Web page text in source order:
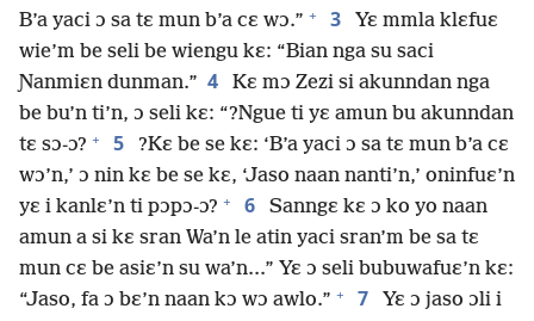
B’a yaci ɔ sa tɛ mun b’a cɛ wɔ.” + 3
Yɛ mmla klɛfuɛ
wie’m be seli be wiengu kɛ: “Bian nga su saci
Ɲanmiɛn dunman.” 4
Kɛ mɔ Zezi si akunndan nga
be bu’n ti’n, ɔ seli kɛ: “?Ngue ti yɛ amun bu akunndan
tɛ sɔ-ɔ? + 5
?Kɛ be se kɛ: ‘B’a yaci ɔ sa tɛ mun b’a cɛ
wɔ’n,’ ɔ nin kɛ be se kɛ, ‘Jaso naan nanti’n,’ oninfuɛ’n
yɛ i kanlɛ’n ti pɔpɔ-ɔ? + 6
Sanngɛ kɛ ɔ ko yo naan
amun a si kɛ sran Wa’n le atin yaci sran’m be sa tɛ
mun cɛ be asiɛ’n su wa’n...” Yɛ ɔ seli bubuwafuɛ’n kɛ:
“Jaso, fa ɔ bɛ’n naan kɔ wɔ awlo.” + 7
Yɛ ɔ jaso ɔli i